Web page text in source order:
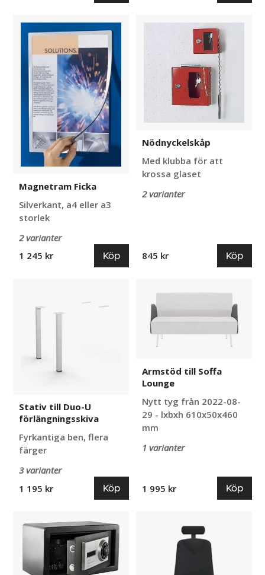
Magnetram
Ficka
Magnetram Ficka
Silverkant, a4 eller a3
storlek
2 varianter
1 245 kr
Köp
Nödnyckelskåp
Nödnyckelskåp
Med klubba för att
krossa glaset
2 varianter
845 kr Köp
Stativ till Duo-U
förlängningsskiva
Fyrkantiga ben, flera
färger
3 varianter
1 195 kr
Köp
Soffa
Lounge
Armstöd till Soffa
Lounge
Nytt tyg från 2022-08-
29 - lxbxh 610x50x460
mm
1 varianter
1 995 kr Köp
Cida